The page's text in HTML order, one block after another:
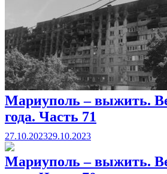
Мариуполь – выжить.
года. Часть 71
27.10.202329.10.2023
Мариуполь – выжить.